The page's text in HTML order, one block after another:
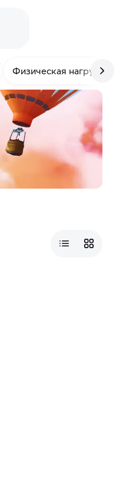
Физическая нагрузка